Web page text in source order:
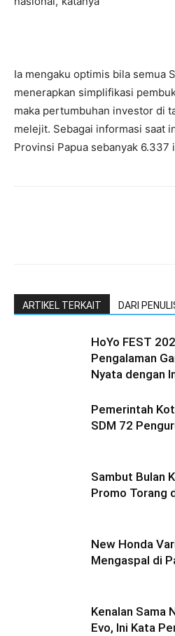
Ia mengaku optimis bila semua
menerapkan simplifikasi
maka pertumbuhan investor di
melejit. Sebagai informasi saat
Provinsi Papua sebanyak 6.337
ARTIKEL TERKAIT DARI
HoYo FEST
Pengalaman
Nyata dengan
Pemerintah
SDM 72
Sambut Bulan
Promo Torang
New Honda
Mengaspal di
Kenalan Sama
Evo, Ini Kata